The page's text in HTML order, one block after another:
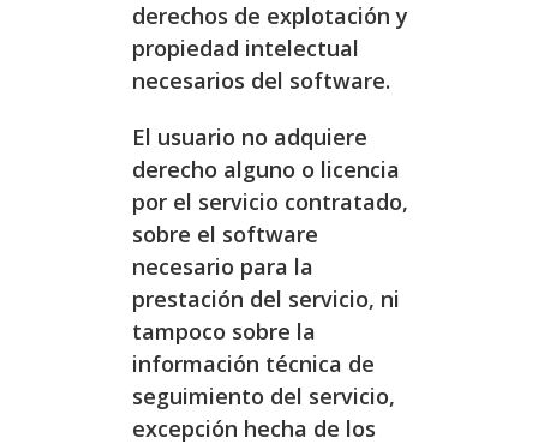
derechos de explotación y
propiedad intelectual
necesarios del software.
El usuario no adquiere
derecho alguno o licencia
por el servicio contratado,
sobre el software
necesario para la
prestación del servicio, ni
tampoco sobre la
información técnica de
seguimiento del servicio,
excepción hecha de los